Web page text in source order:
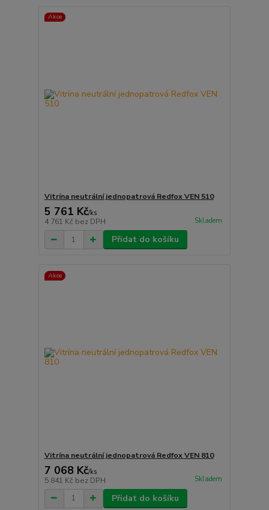
Akce
Vitrína neutrální jednopatrová Redfox VEN 510
5 761 Kč/ks
4 761 Kč bez DPH Skladem
Přidat do košíku
Akce
Vitrína neutrální jednopatrová Redfox VEN 810
7 068 Kč/ks
5 841 Kč bez DPH Skladem
Přidat do košíku